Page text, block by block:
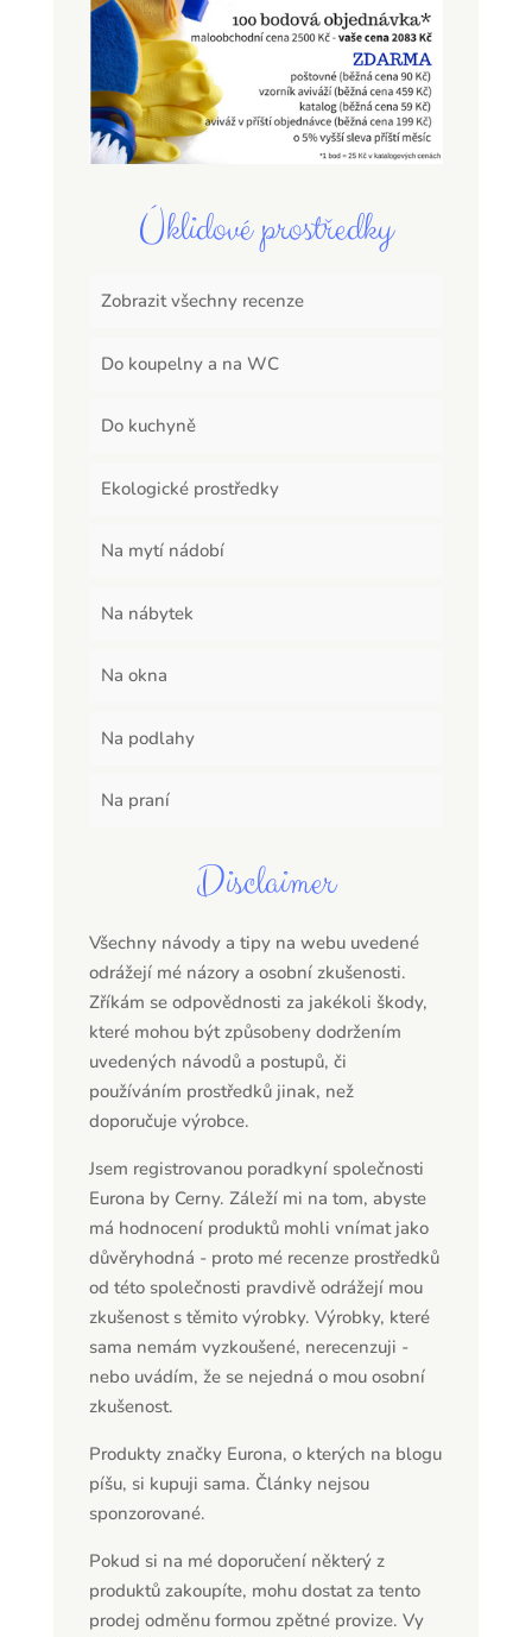
Úklidové prostředky
Zobrazit všechny recenze
Do koupelny a na WC
Do kuchyně
Ekologické prostředky
Na mytí nádobí
Na nábytek
Na okna
Na podlahy
Na praní
Disclaimer
Všechny návody a tipy na webu uvedené
odrážejí mé názory a osobní zkušenosti.
Zříkám se odpovědnosti za jakékoli škody,
které mohou být způsobeny dodržením
uvedených návodů a postupů, či
používáním prostředků jinak, než
doporučuje výrobce.
Jsem registrovanou poradkyní společnosti
Eurona by Cerny. Záleží mi na tom, abyste
má hodnocení produktů mohli vnímat jako
důvěryhodná - proto mé recenze prostředků
od této společnosti pravdivě odrážejí mou
zkušenost s těmito výrobky. Výrobky, které
sama nemám vyzkoušené, nerecenzuji -
nebo uvádím, že se nejedná o mou osobní
zkušenost.
Produkty značky Eurona, o kterých na blogu
píšu, si kupuji sama. Články nejsou
sponzorované.
Pokud si na mé doporučení některý z
produktů zakoupíte, mohu dostat za tento
prodej odměnu formou zpětné provize. Vy